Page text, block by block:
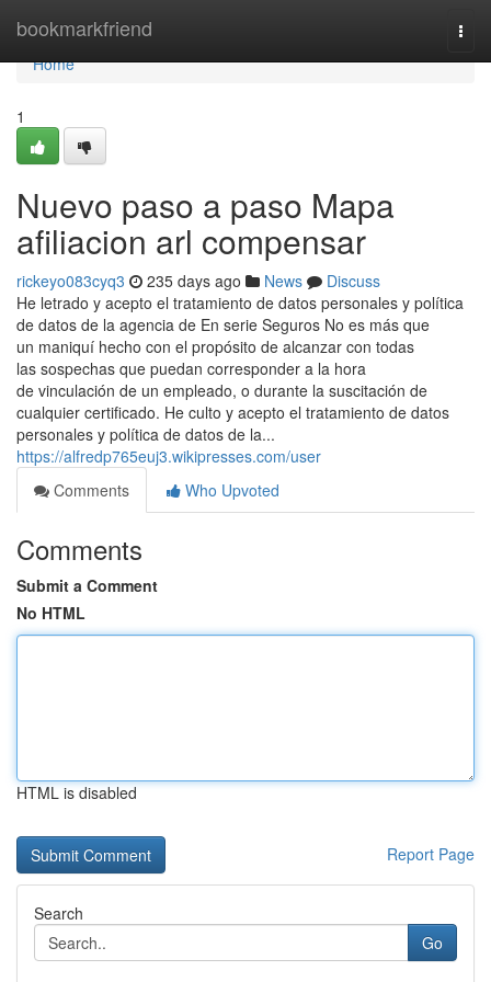
bookmarkfriend
Home
Home
1
Nuevo paso a paso Mapa
afiliacion arl compensar
rickeyo083cyq3 235 days ago News
Discuss
He letrado y acepto el tratamiento de datos personales y política
de datos de la agencia de En serie Seguros No es más que
un maniquí hecho con el propósito de alcanzar con todas
las sospechas que puedan corresponder a la hora
de vinculación de un empleado, o durante la suscitación de
cualquier certificado. He culto y acepto el tratamiento de datos
personales y política de datos de la...
https://alfredp765euj3.wikipresses.com/user
Comments
Who Upvoted
Comments
Submit a Comment
No HTML
HTML is disabled
Report Page
Search
Go